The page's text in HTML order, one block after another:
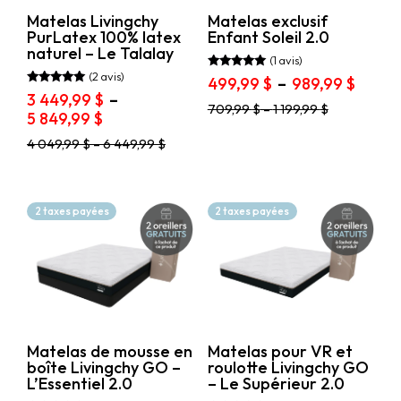
du
produit
page
du
produit
Matelas Livingchy
PurLatex 100% latex
naturel – Le Talalay
Note
5.00
sur 5
(2 avis)
3 449,99 $ –
5 849,99 $
de
prix :
à
849,99 $
Ce
variations.
peuvent
être
choisies
page
du
produit
4 049,99$–6 449,99$
Matelas exclusif
Enfant Soleil 2.0
Note
5.00
(1 avis)
499,99 $ – 989,99 $Plage
Ce
options
choisies
sur
produit
709,99$–1 199,99$
2 taxes payées
Matelas de mousse en
boîte Livingchy GO –
L’Essentiel 2.0
2 taxes payées
Matelas pour VR et
roulotte Livingchy GO
– Le Supérieur 2.0